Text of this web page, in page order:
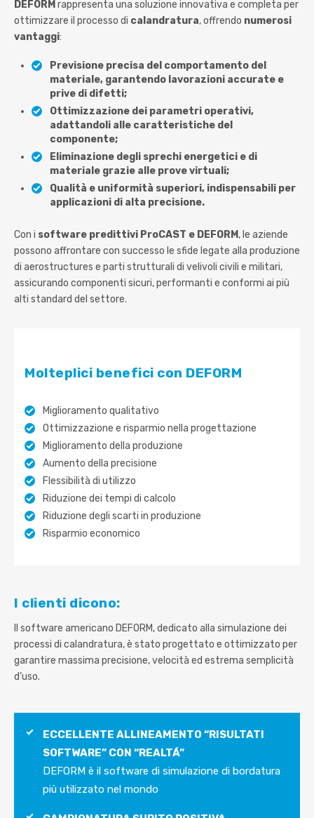
DEFORM rappresenta una soluzione innovativa e completa per
ottimizzare il processo di calandratura, offrendo numerosi
vantaggi:
Previsione precisa del comportamento del
materiale, garantendo lavorazioni accurate e
prive di difetti;
Ottimizzazione dei parametri operativi,
adattandoli alle caratteristiche del
componente;
Eliminazione degli sprechi energetici e di
materiale grazie alle prove virtuali;
Qualità e uniformità superiori, indispensabili per
applicazioni di alta precisione.
Con i software predittivi ProCAST e DEFORM , le aziende
possono affrontare con successo le sfide legate alla produzione
di aerostructures e parti strutturali di velivoli civili e militari,
assicurando componenti sicuri, performanti e conformi ai più
alti standard del settore.
Molteplici benefici con DEFORM
Miglioramento qualitativo
Ottimizzazione e risparmio nella progettazione
Miglioramento della produzione
Aumento della precisione
Flessibilità di utilizzo
Riduzione dei tempi di calcolo
Riduzione degli scarti in produzione
Risparmio economico
I clienti dicono:
Il software americano DEFORM, dedicato alla simulazione dei
processi di calandratura, è stato progettato e ottimizzato per
garantire massima precisione, velocità ed estrema semplicità
d’uso.
ECCELLENTE ALLINEAMENTO “RISULTATI
SOFTWARE” CON “REALTÁ”
DEFORM è il software di simulazione di bordatura
più utilizzato nel mondo